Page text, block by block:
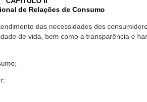
de Relações de Consumo
das necessidades dos
de vida, bem como a transparência e